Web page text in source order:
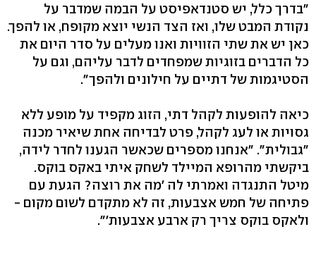
"בדרך כלל, יש סטנדאפיסט על הבמה שמדבר על
נקודת המבט שלו, ואז הצד הנשי יוצא מקופח, או להפך.
כאן יש את שתי הזוויות ואנו מעלים על סדר היום את
כל הדברים בזוגיות שמפחדים לדבר עליהם, וגם על
הסטיגמות של דתיים על חילונים ולהפך".
כיאה להופעות לקהל דתי, הזוג מקפיד על מופע ללא
גסויות או לעג לקהל, פרט לבדיחה אחת שיאיר מכנה
"גבולית". "אנחנו מספרים שכאשר הגענו לחדר לידה,
ביקשתי מהרופא המיילד לשחק איתי באקס בוקס.
מיטל התנגדה ואמרתי לה 'מה את רוצה? הגעת עם
פתיחה של חמש אצבעות, זה לא מתקדם לשום מקום -
ולאקס בוקס צריך רק ארבע אצבעות'".